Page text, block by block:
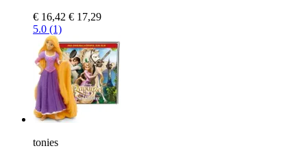
€ 16,42 € 17,29
5.0 (1)
tonies